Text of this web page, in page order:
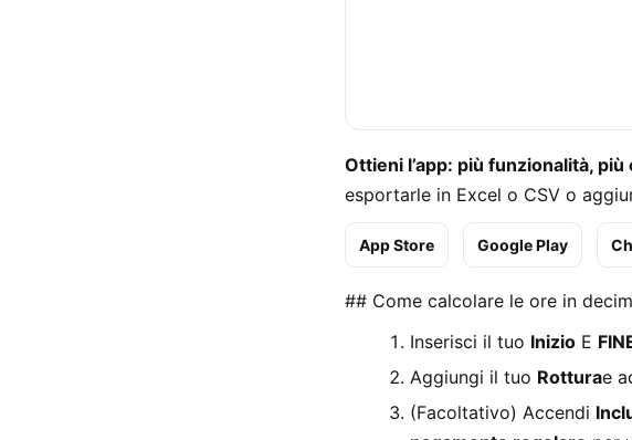
Ottieni l’app: più funzionalità,
esportarle in Excel o CSV o
App Store Google Play
## Come calcolare le ore in
Inserisci il tuo Inizio E
Aggiungi il tuo Rotturae
(Facoltativo) Accendi